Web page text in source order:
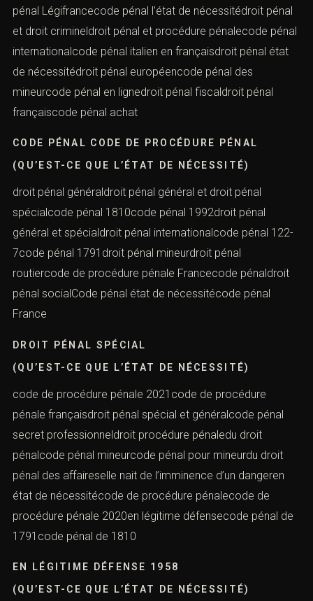
pénal Légifrancecode pénal l’état de nécessitédroit pénal
et droit crimineldroit pénal et procédure pénalecode pénal
internationalcode pénal italien en françaisdroit pénal état
de nécessitédroit pénal européencode pénal des
mineurcode pénal en lignedroit pénal fiscaldroit pénal
françaiscode pénal achat
CODE PÉNAL CODE DE PROCÉDURE PÉNAL
(QU’EST-CE QUE L’ÉTAT DE NÉCESSITÉ)
droit pénal généraldroit pénal général et droit pénal
spécialcode pénal 1810code pénal 1992droit pénal
général et spécialdroit pénal internationalcode pénal 122-
7code pénal 1791droit pénal mineurdroit pénal
routiercode de procédure pénale Francecode pénaldroit
pénal socialCode pénal état de nécessitécode pénal
France
DROIT PÉNAL SPÉCIAL
(QU’EST-CE QUE L’ÉTAT DE NÉCESSITÉ)
code de procédure pénale 2021code de procédure
pénale françaisdroit pénal spécial et généralcode pénal
secret professionneldroit procédure pénaledu droit
pénalcode pénal mineurcode pénal pour mineurdu droit
pénal des affaireselle nait de l’imminence d’un dangeren
état de nécessitécode de procédure pénalecode de
procédure pénale 2020en légitime défensecode pénal de
1791code pénal de 1810
EN LÉGITIME DÉFENSE 1958
(QU’EST-CE QUE L’ÉTAT DE NÉCESSITÉ)